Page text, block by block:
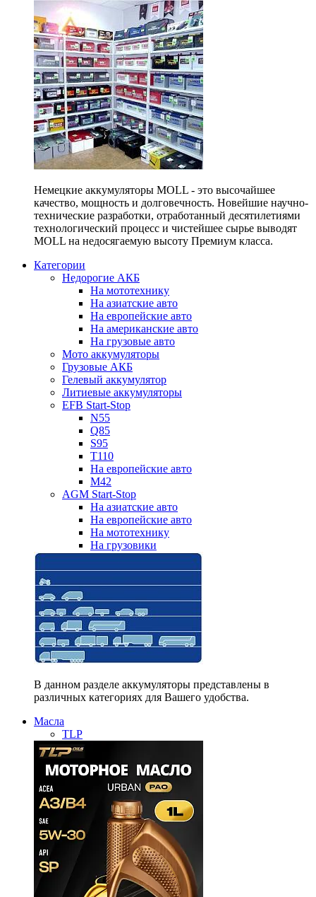
Немецкие аккумуляторы MOLL - это высочайшее
качество, мощность и долговечность. Новейшие научно-
технические разработки, отработанный десятилетиями
технологический процесс и чистейшее сырье выводят
MOLL на недосягаемую высоту Премиум класса.
Категории
Недорогие АКБ
На мототехнику
На азиатские авто
На европейские авто
На американские авто
На грузовые авто
Мото аккумуляторы
Грузовые АКБ
Гелевый аккумулятор
Литиевые аккумуляторы
EFB Start-Stop
N55
Q85
S95
T110
На европейские авто
M42
AGM Start-Stop
На азиатские авто
На европейские авто
На мототехнику
На грузовики
В данном разделе аккумуляторы представлены в
различных категориях для Вашего удобства.
Масла
TLP